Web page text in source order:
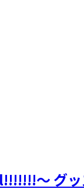
～ グッ